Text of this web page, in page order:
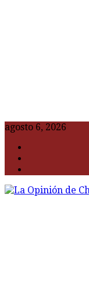
agosto 6, 2026